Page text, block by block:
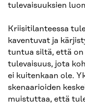
tulevaisuuksien
Kriisitilanteessa
kaventuvat ja
tuntua siltä, että on
tulevaisuus, jota
ei kuitenkaan ole.
skenaarioiden
muistuttaa, että